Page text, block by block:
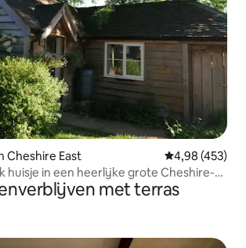
Cheshire East Gemiddelde
4,98 (453)
huisje in een heerlijke grote Cheshire-
met terras